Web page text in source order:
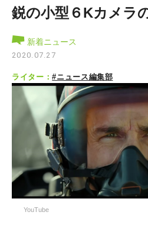
鋭の小型６Kカメラ
新着ニュース
2020.07.27
ライター：#ニュース編集部
YouTube